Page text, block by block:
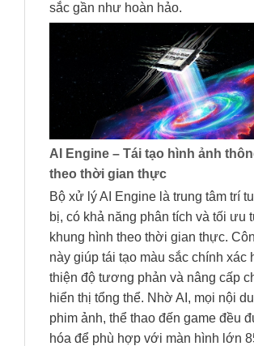
sắc gần như hoàn hảo.
AI Engine – Tái tạo hình ảnh
theo thời gian thực
Bộ xử lý AI Engine là trung tâm trí
bị, có khả năng phân tích và tối ưu
khung hình theo thời gian thực.
này giúp tái tạo màu sắc chính xác
thiện độ tương phản và nâng cấp
hiển thị tổng thể. Nhờ AI, mọi nội
phim ảnh, thể thao đến game đều
hóa để phù hợp với màn hình lớn